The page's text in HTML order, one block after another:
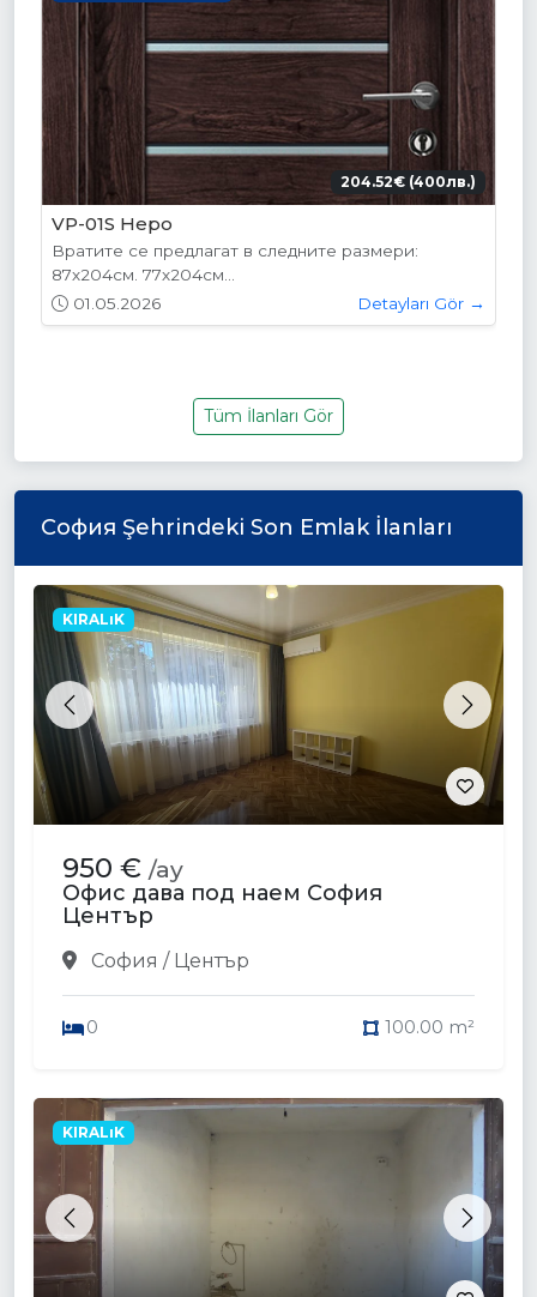
204.52€ (400лв.)
VP-01S Hepo
Вратите се предлагат в следните размери:
87х204см. 77х204см...
01.05.2026
Detayları Gör →
Tüm İlanları Gör
София Şehrindeki Son Emlak İlanları
Previous Next
KIRALıK
950 € /ay
Офис дава под наем София
Център
София / Център
0 100.00 m²
Previous Next
KIRALıK